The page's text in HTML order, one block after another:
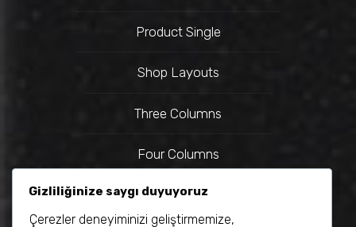
Product Single
Shop Layouts
Three Columns
Four Columns
Full Width
Gizliliğinize saygı duyuyoruz
Çerezler deneyiminizi geliştirmemize,